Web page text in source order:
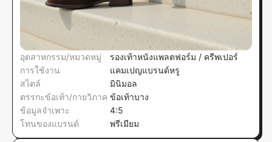
อุตสาหกรรม/หมวดหมู่
รองเท้าหนังแพลตฟอร์ม / ครีพเปอร์
การใช้งาน
แคมเปญแบรนด์หรู
สไตล์
มินิมอล
ตรรกะข้อเท้า/กายวิภาค ข้อเท้าบาง
ข้อมูลจำเพาะ
4:5
โทนของแบรนด์
พรีเมียม